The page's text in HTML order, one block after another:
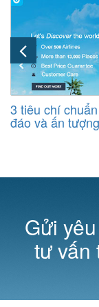
3 tiêu chí
đáo và ấn tượng
Gửi
tư vấn